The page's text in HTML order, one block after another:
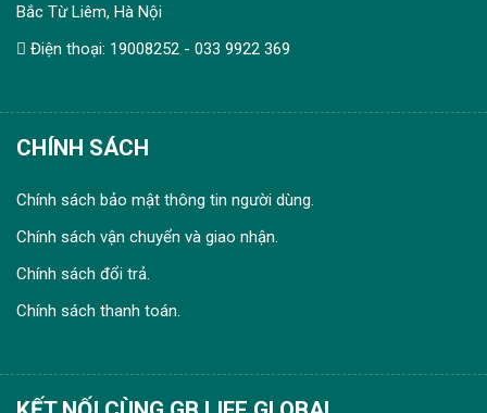
Bắc Từ Liêm, Hà Nội
Điện thoại: 19008252 - 033 9922 369
CHÍNH SÁCH
Chính sách bảo mật thông tin người dùng.
Chính sách vận chuyển và giao nhận.
Chính sách đổi trả.
Chính sách thanh toán.